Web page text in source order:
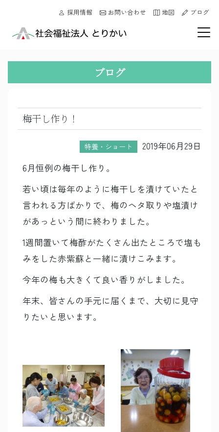
採用情報 お問い合わせ 地図 ブログ
ブログ
梅干し作り！
特養・ショート
2019年06月29日
6月恒例の梅干し作り。
若い頃は毎年のように梅干しを漬けていたと
言われる方ばかりで、梅のヘタ取りや塩漬け
があっという間に終わりました。
1週間置いて梅酢がたくさん出たところで塩も
みをした赤紫蘇と一緒に漬けこみます。
今年の梅も大きくて良い香りがしました。
年末、皆さんの手元に届くまで、大切に見守
りたいと思います。